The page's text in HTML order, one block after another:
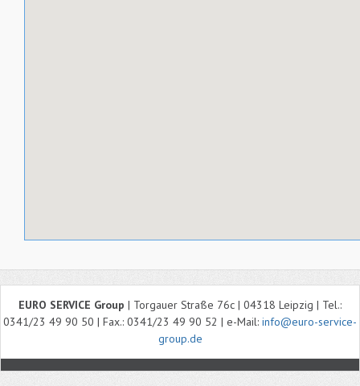
EURO SERVICE Group | Torgauer Straße 76c | 04318 Leipzig | Tel.:
0341/23 49 90 50 | Fax.: 0341/23 49 90 52 | e-Mail: info@euro-service-
group.de